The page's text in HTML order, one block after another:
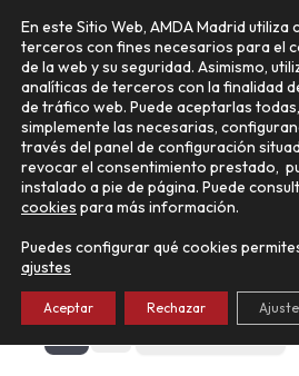
contenido
Collado
2Elementos encontrados
Ordenar Por
En este Sitio Web, AMDA Madrid utiliza
terceros con fines necesarios para el
de la web y su seguridad. Asimismo,
analíticas de terceros con la finalidad
de tráfico web. Puede aceptarlas
simplemente las necesarias,
través del panel de configuración
revocar el consentimiento prestado,
instalado a pie de página. Puede
cookies para más información.
Puedes configurar qué cookies
ajustes
Aceptar Rechazar